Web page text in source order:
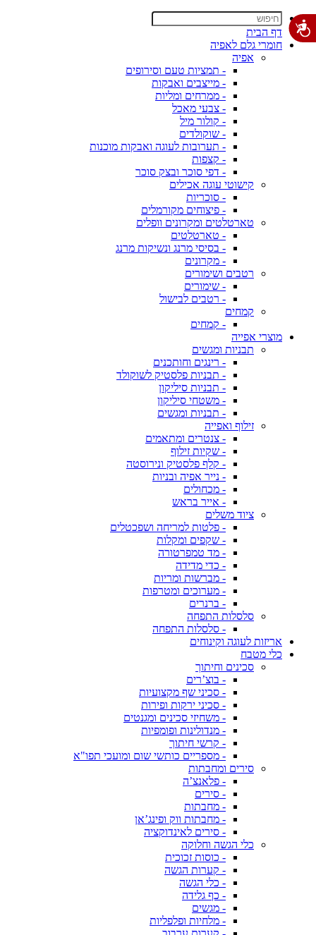
דף הבית
חומרי גלם לאפיה
אפיה
- תמציות טעם וסירופים
- מייצבים ואבקות
- ממרחים ומליות
- צבעי מאכל
- קולור מיל
- שוקולדים
- תערובות לעוגה ואבקות מוכנות
- קצפות
- דפי סוכר ובצק סוכר
קישוטי עוגה אכילים
- סוכריות
- פיצוחים מקורמלים
טארטלטים ומקרונים וופלים
- טארטלטים
- בסיסי מרנג ונשיקות מרנג
- מקרונים
רטבים ושימורים
- שימורים
- רטבים לבישול
קמחים
- קמחים
מוצרי אפייה
תבניות ומגשים
- רינגים וחותכנים
- תבניות פלסטיק לשוקולד
- תבניות סיליקון
- משטחי סיליקון
- תבניות ומגשים
זילוף ואפייה
- צנטרים ומתאמים
- שקיות זילוף
- קלף פלסטיק ונירוסטה
- נייר אפיה ובניות
- מכחולים
- אייר בראש
ציוד משלים
- פלטות למריחה ושפכטלים
- שקפים ומקלות
- מד טמפרטורה
- כדי מדידה
- מברשות ומריות
- מערוכים ומטרפות
- ברנרים
סלסלות התפחה
- סלסלות התפחה
אריזות לעוגה וקינוחים
כלי מטבח
סכינים וחיתוך
- בוצ’רים
- סכיני שף מקצועיות
- סכיני ירקות ופירות
- משחיזי סכינים ומגנטים
- מנדולינות ופומפיות
- קרשי חיתוך
- מספריים כותשי שום ומועכי תפו"א
סירים ומחבתות
- פלאנצ’ה
- סירים
- מחבתות
- מחבתות ווק ופינג’אן
- סירים לאינדוקציה
כלי הגשה וחלוקה
- כוסות זכוכית
- קערות הגשה
- כלי הגשה
- כף גלידה
- מגשים
- מלחיות ופלפליות